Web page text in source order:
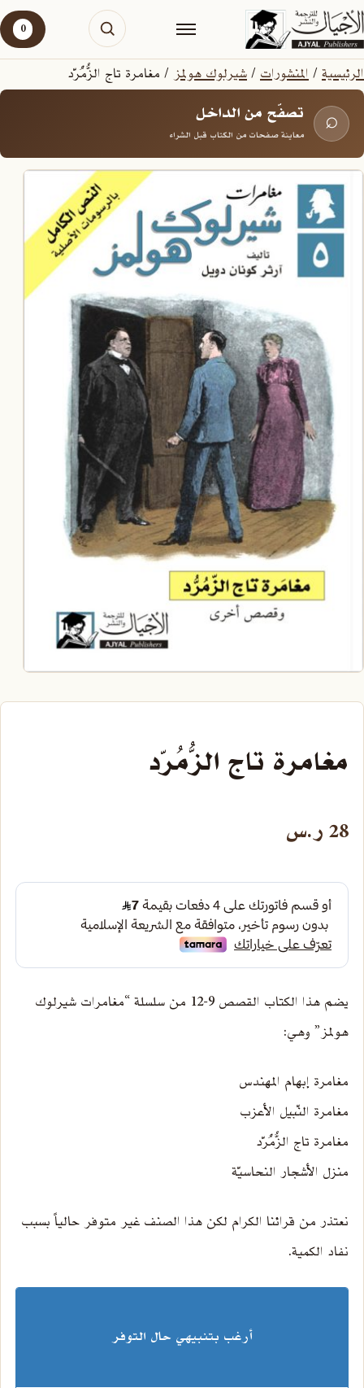
0
الرئيسية/المنشورات/شيرلوك هولمز/ مغامرة تاج الزُّمُرّد
⌕ تصفّح من الداخل
معاينة صفحات من الكتاب قبل الشراء
مغامرة تاج الزُّمُرّد
28ر.س
يضم هذا الكتاب القصص 9-12 من سلسلة “مغامرات شيرلوك
هولمز” وهي:
مغامرة إبهام المهندس
مغامرة النّبيل الأعزب
مغامرة تاج الزُّمُرّد
منزل الأشجار النحاسيّة
نعتذر من قرائنا الكرام لكن هذا الصنف غير متوفر حالياً بسبب
نفاد الكمية.
أرغب بتنبيهي حال التوفر